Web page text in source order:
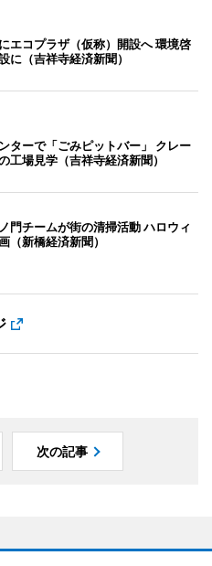
エコプラザ（仮称）開設へ 環境啓
に（吉祥寺経済新聞）
ターで「ごみピットバー」 クレー
工場見学（吉祥寺経済新聞）
門チームが街の清掃活動 ハロウィ
（新橋経済新聞）
次の記事